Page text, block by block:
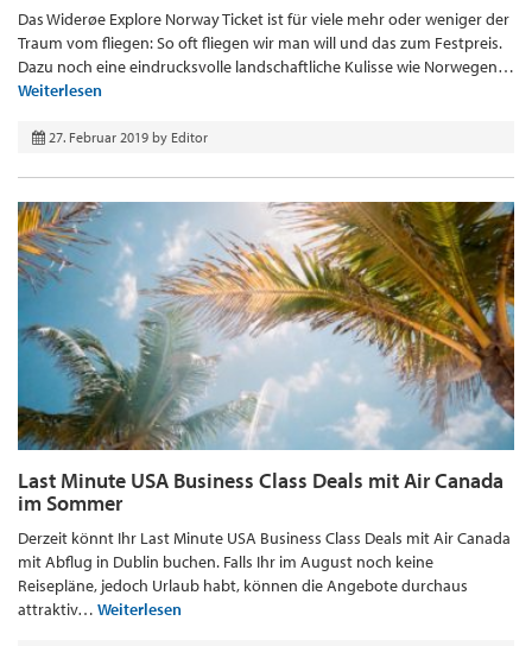
Das Widerøe Explore Norway Ticket ist für viele mehr oder weniger der
Traum vom fliegen: So oft fliegen wir man will und das zum Festpreis.
Dazu noch eine eindrucksvolle landschaftliche Kulisse wie Norwegen…
Weiterlesen
27. Februar 2019 by Editor
Last Minute USA Business Class Deals mit Air Canada
im Sommer
Derzeit könnt Ihr Last Minute USA Business Class Deals mit Air Canada
mit Abflug in Dublin buchen. Falls Ihr im August noch keine
Reisepläne, jedoch Urlaub habt, können die Angebote durchaus
attraktiv… Weiterlesen